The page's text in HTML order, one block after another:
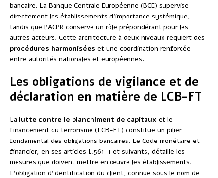
bancaire. La Banque Centrale Européenne (BCE) supervise
directement les établissements d’importance systémique,
tandis que l’ACPR conserve un rôle prépondérant pour les
autres acteurs. Cette architecture à deux niveaux requiert des
procédures harmonisées et une coordination renforcée
entre autorités nationales et européennes.
Les obligations de vigilance et de
déclaration en matière de LCB-FT
La lutte contre le blanchiment de capitaux et le
financement du terrorisme (LCB-FT) constitue un pilier
fondamental des obligations bancaires. Le Code monétaire et
financier, en ses articles L.561-1 et suivants, détaille les
mesures que doivent mettre en œuvre les établissements.
L’obligation d’identification du client, connue sous le nom de